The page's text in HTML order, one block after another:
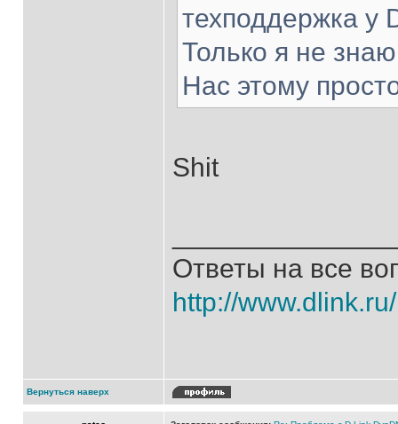
техподдержка у
Только я не
Нас этому
Shit
Ответы на все
http://
Вернуться наверх